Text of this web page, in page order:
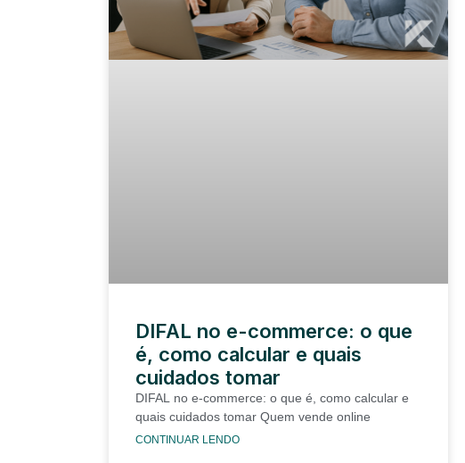
DIFAL no e-commerce: o que
é, como calcular e quais
cuidados tomar
DIFAL no e-commerce: o que é, como calcular e
quais cuidados tomar Quem vende online
CONTINUAR LENDO